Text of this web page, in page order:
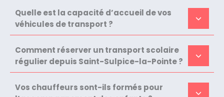
Quelle est la capacité d’accueil de vos
véhicules de transport ?
Comment réserver un transport scolaire
régulier depuis Saint-Sulpice-la-Pointe ?
Vos chauffeurs sont-ils formés pour